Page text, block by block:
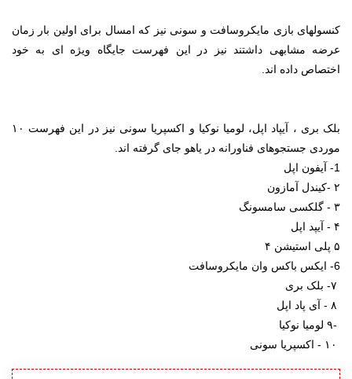
کنسولهای بازی مایکروسافت و سونی نیز که امسال برای اولین بار زمان
عرضه مشابهی داشتند نیز در این فهرست جایگاه ویژه ای به خود
اختصاص داده اند.
بلک بری ، آیپاد اپل، لومیا نوکیا و اکسپریا سونی نیز در این فهرست ۱۰
موردی جستجوهای فناورانه در یاهو جای گرفته اند.
1- آیفون اپل
۲ -کیندل آمازون
۳ - گلکسی سامسونگ
۴ - آیپد اپل
۵ پلی استیشن ۴
6- ایکس باکس وان مایکروسافت
-۹ لومیا نوکیا